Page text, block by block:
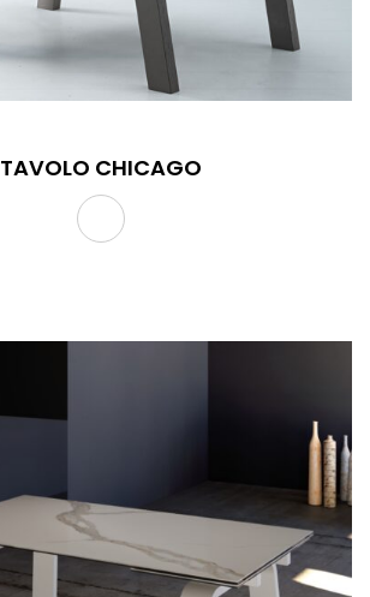
TAVOLO CHICAGO